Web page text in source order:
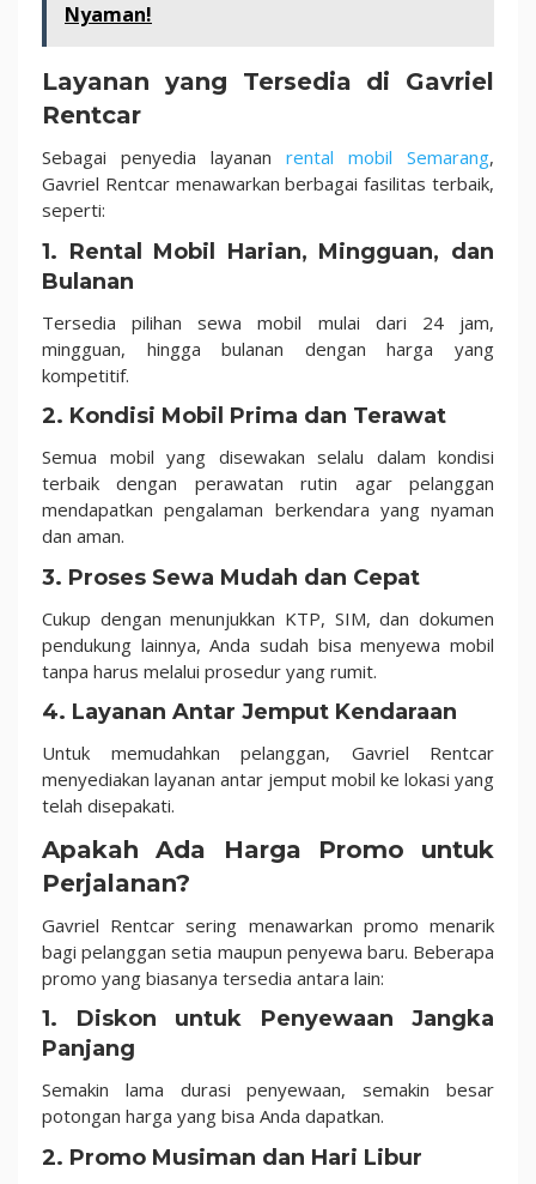
Nyaman!
Layanan yang Tersedia di Gavriel
Rentcar
Sebagai penyedia layanan rental mobil Semarang,
Gavriel Rentcar menawarkan berbagai fasilitas terbaik,
seperti:
1. Rental Mobil Harian, Mingguan, dan
Bulanan
Tersedia pilihan sewa mobil mulai dari 24 jam,
mingguan, hingga bulanan dengan harga yang
kompetitif.
2. Kondisi Mobil Prima dan Terawat
Semua mobil yang disewakan selalu dalam kondisi
terbaik dengan perawatan rutin agar pelanggan
mendapatkan pengalaman berkendara yang nyaman
dan aman.
3. Proses Sewa Mudah dan Cepat
Cukup dengan menunjukkan KTP, SIM, dan dokumen
pendukung lainnya, Anda sudah bisa menyewa mobil
tanpa harus melalui prosedur yang rumit.
4. Layanan Antar Jemput Kendaraan
Untuk memudahkan pelanggan, Gavriel Rentcar
menyediakan layanan antar jemput mobil ke lokasi yang
telah disepakati.
Apakah Ada Harga Promo untuk
Perjalanan?
Gavriel Rentcar sering menawarkan promo menarik
bagi pelanggan setia maupun penyewa baru. Beberapa
promo yang biasanya tersedia antara lain:
1. Diskon untuk Penyewaan Jangka
Panjang
Semakin lama durasi penyewaan, semakin besar
potongan harga yang bisa Anda dapatkan.
2. Promo Musiman dan Hari Libur